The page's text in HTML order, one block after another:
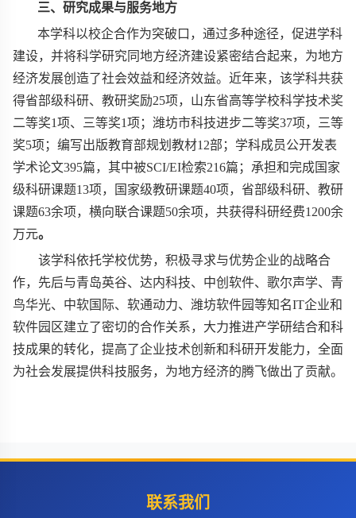
三、研究成果与服务地方
本学科以校企合作为突破口，通过多种途径，促进学科
建设，并将科学研究同地方经济建设紧密结合起来，为地方
经济发展创造了社会效益和经济效益。近年来，该学科共获
得省部级科研、教研奖励25项，山东省高等学校科学技术奖
二等奖1项、三等奖1项；潍坊市科技进步二等奖37项，三等
奖5项；编写出版教育部规划教材12部；学科成员公开发表
学术论文395篇，其中被SCI/EI检索216篇；承担和完成国家
级科研课题13项，国家级教研课题40项，省部级科研、教研
课题63余项，横向联合课题50余项，共获得科研经费1200余
万元。
该学科依托学校优势，积极寻求与优势企业的战略合
作，先后与青岛英谷、达内科技、中创软件、歌尔声学、青
鸟华光、中软国际、软通动力、潍坊软件园等知名IT企业和
软件园区建立了密切的合作关系，大力推进产学研结合和科
技成果的转化，提高了企业技术创新和科研开发能力，全面
为社会发展提供科技服务，为地方经济的腾飞做出了贡献。
联系我们